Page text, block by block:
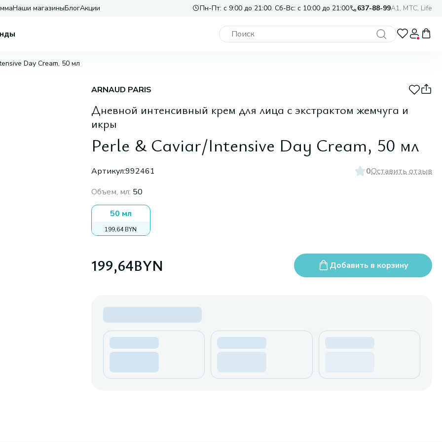
Наши магазиныБлогАкции Пн-Пт: с 9:00 до 21:00. Сб-Вс: с 10:00 до 21:00 637-88-99A1, МТС, Life
Day Cream, 50 мл
ARNAUD PARIS
Дневной интенсивный крем для лица с экстрактом жемчуга и
икры
Perle & Caviar/Intensive Day Cream, 50 мл
Артикул:992461 0Оставить отзыв
Объем, мл: 50
50 мл
199,64 BYN
199,64BYN Добавить в корзину